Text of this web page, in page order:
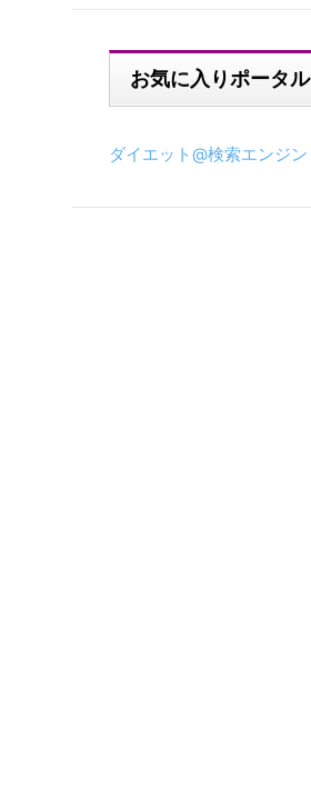
お気に入りポータル
ダイエット@検索エンジン